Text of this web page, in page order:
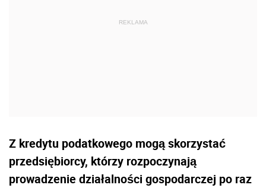
Z kredytu podatkowego mogą skorzystać
przedsiębiorcy, którzy rozpoczynają
prowadzenie działalności gospodarczej po raz